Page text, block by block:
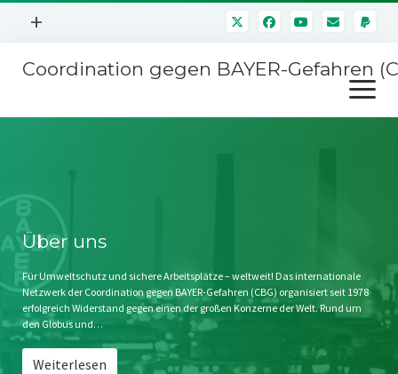
Menü
+
Mitmachen
Kontakt
Impressum
Störfälle
Coordination gegen BAYER-Gefahren
Menü
öffnen
Stichwort BAYER
Jahrestagung
SPENDEN
Über uns
Für Umweltschutz und sichere Arbeitsplätze – weltweit! Das internationale
Netzwerk der Coordination gegen BAYER-Gefahren (CBG) organisiert seit 1978
erfolgreich Widerstand gegen einen der großen Konzerne der Welt. Rund um
den Globus und…
Weiterlesen